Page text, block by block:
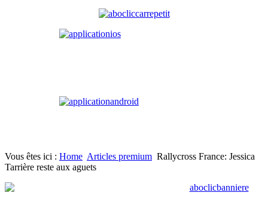
Vous êtes ici : Home Articles premium Rallycross France: Jessica
Tarrière reste aux aguets